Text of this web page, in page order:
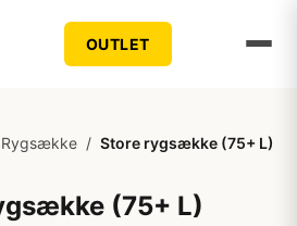
OUTLET
Rygsække / Store rygsække (75+ L)
(75+ L)